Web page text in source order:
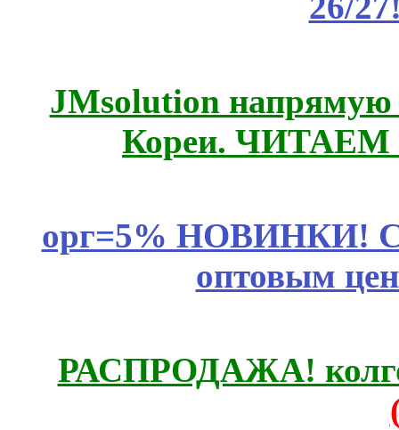
JMsolution
Кореи.
орг=5% НОВИНКИ!
оптовым
РАСПРОДАЖА!